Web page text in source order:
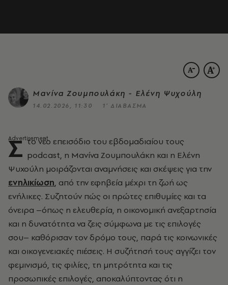
Μανίνα Ζουμπουλάκη - Ελένη Ψυχούλη
14.02.2026, 11:30 1’ ΔΙΑΒΑΣΜΑ
Σ το νέο επεισόδιο του εβδομαδιαίου τους
podcast, η Μανίνα Ζουμπουλάκη και η Ελένη
Ψυχούλη μοιράζονται αναμνήσεις και σκέψεις για την
ενηλικίωση, από την εφηβεία μέχρι τη ζωή ως
ενήλικες. Συζητούν πώς οι πρώτες επιθυμίες και τα
όνειρα –όπως η ελευθερία, η οικονομική ανεξαρτησία
και η δυνατότητα να ζεις σύμφωνα με τις επιλογές
σου– καθόρισαν τον δρόμο τους, παρά τις κοινωνικές
και οικογενειακές πιέσεις. Η συζήτησή τους αγγίζει τον
φεμινισμό, τις φιλίες, τη μητρότητα και τις
προσωπικές επιλογές, αποκαλύπτοντας ότι η